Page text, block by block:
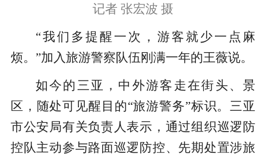
记者 张宏波 摄
“我们多提醒一次，游客就少一点麻
烦。”加入旅游警察队伍刚满一年的王薇说。
如今的三亚，中外游客走在街头、景
区，随处可见醒目的“旅游警务”标识。三亚
市公安局有关负责人表示，通过组织巡逻防
控队主动参与路面巡逻防控、先期处置涉旅